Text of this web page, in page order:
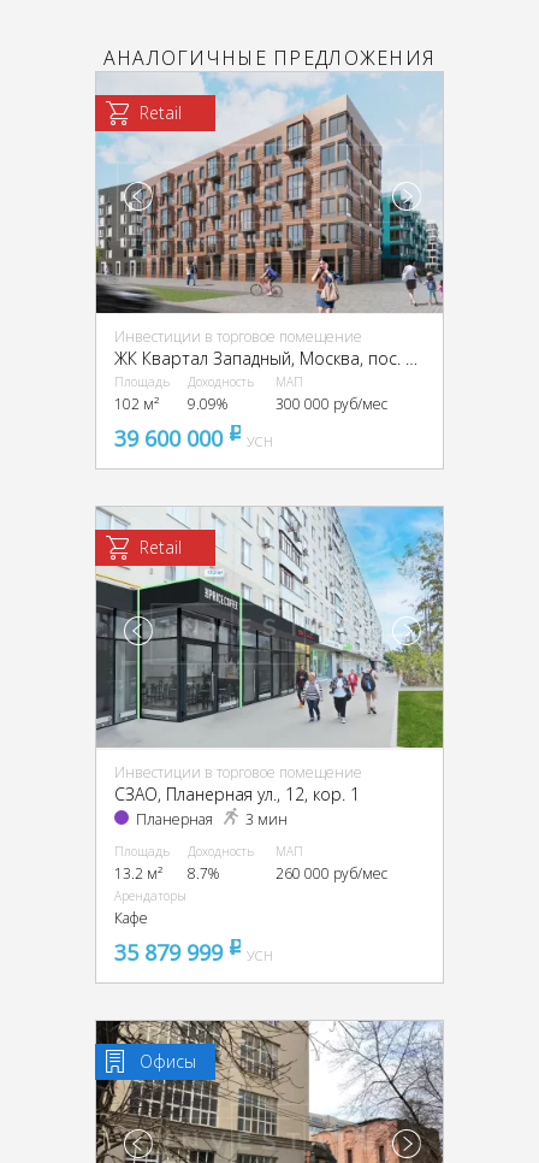
АНАЛОГИЧНЫЕ ПРЕДЛОЖЕНИЯ
Retail
Инвестиции в торговое помещение
ЖК Квартал Западный, Москва, пос. Марушкинское, квартал 76, ЖК Квартал Западный, 3
Площадь
102 м²
Доходность
9.09%
МАП
300 000 руб/мес
39 600 000 pуб
УСН
Retail
Инвестиции в торговое помещение
CЗАО, Планерная ул., 12, кор. 1
Планерная 3 мин
Площадь
13.2 м²
Доходность
8.7%
МАП
260 000 руб/мес
Арендаторы
Кафе
35 879 999 pуб
УСН
Офисы